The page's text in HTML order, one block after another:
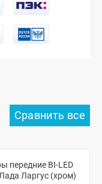
передние BI-LED
Ларгус (хром)